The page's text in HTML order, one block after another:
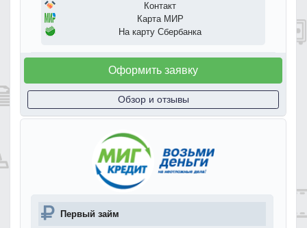
Контакт
Карта МИР
На карту Сбербанка
Оформить заявку
Обзор и отзывы
Первый займ